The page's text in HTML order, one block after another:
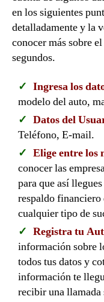
en los siguientes
detalladamente y la
conocer más sobre
segundos.
Ingresa los
modelo del auto,
Datos del
Teléfono, E-mail.
Elige entre los
conocer las
para que así
respaldo financiero
cualquier tipo de
Registra tu
información sobre
todos tus datos y
información te
recibir una llamada